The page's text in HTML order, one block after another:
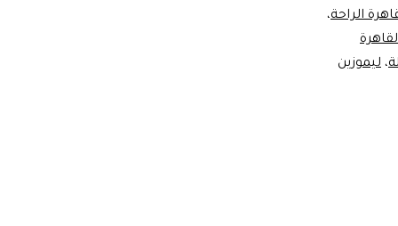
ليموزين
مطار
الراحة،
، ليموزين